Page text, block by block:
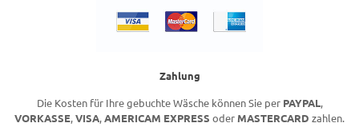
Zahlung
Die Kosten für Ihre gebuchte Wäsche können Sie per PAYPAL,
VORKASSE,VISA,AMERICAM EXPRESS oder MASTERCARD zahlen.